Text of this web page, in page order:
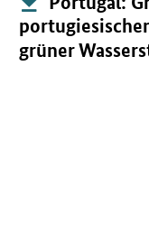
grüner